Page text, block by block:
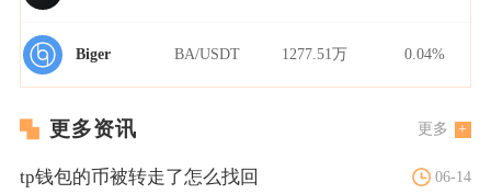
Biger BA/USDT 1277.51万 0.04%
更多资讯 更多
tp钱包的币被转走了怎么找回 06-14